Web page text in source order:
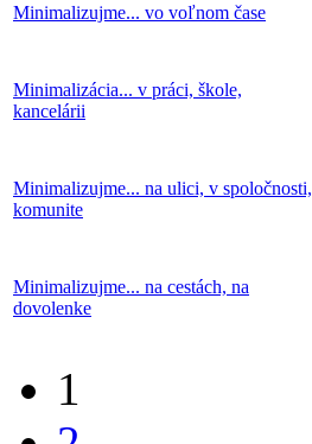
Minimalizujme... vo voľnom čase
Minimalizácia... v práci, škole,
kancelárii
Minimalizujme... na ulici, v spoločnosti,
komunite
Minimalizujme... na cestách, na
dovolenke
1